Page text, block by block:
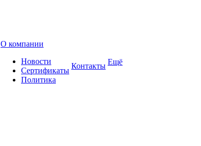
О компании
Новости
Сертификаты
Политика
Контакты Ещё